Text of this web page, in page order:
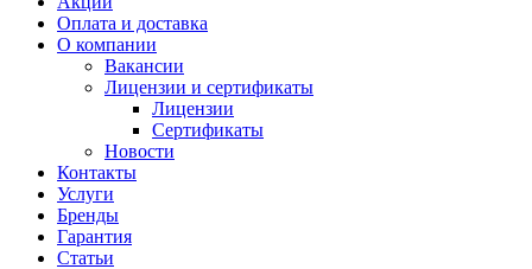
Оплата и доставка
О компании
Вакансии
Лицензии и сертификаты
Лицензии
Сертификаты
Новости
Контакты
Услуги
Бренды
Гарантия
Статьи